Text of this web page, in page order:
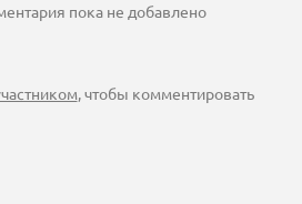
пока не добавлено
, чтобы комментировать